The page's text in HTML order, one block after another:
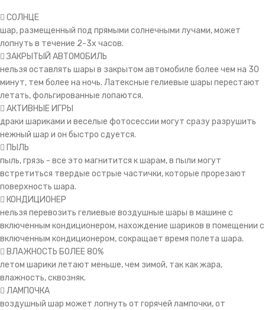
СОЛНЦЕ
шар, размещенный под прямыми солнечными лучами, может
лопнуть в течение 2-3х часов.
ЗАКРЫТЫЙ АВТОМОБИЛЬ
нельзя оставлять шары в закрытом автомобиле более чем на 30
минут, тем более на ночь. Латексные гелиевые шары перестают
летать, фольгированные лопаются.
АКТИВНЫЕ ИГРЫ
драки шариками и веселые фотосессии могут сразу разрушить
нежный шар и он быстро сдуется.
ПЫЛЬ
пыль, грязь - все это магнитится к шарам, в пыли могут
встретиться твердые острые частички, которые прорезают
поверхность шара.
КОНДИЦИОНЕР
нельзя перевозить гелиевые воздушные шары в машине с
включенным кондиционером, нахождение шариков в помещении с
включенным кондиционером, сокращает время полета шара.
ВЛАЖНОСТЬ БОЛЕЕ 80%
летом шарики летают меньше, чем зимой, так как жара,
влажность, сквозняк.
ЛАМПОЧКА
воздушный шар может лопнуть от горячей лампочки, от